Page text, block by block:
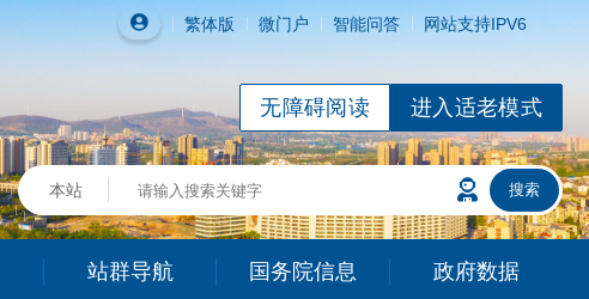
繁体版 微门户 智能问答 网站支持IPV6
进入适老模式
无障碍阅读
站群导航 国务院信息 政府数据